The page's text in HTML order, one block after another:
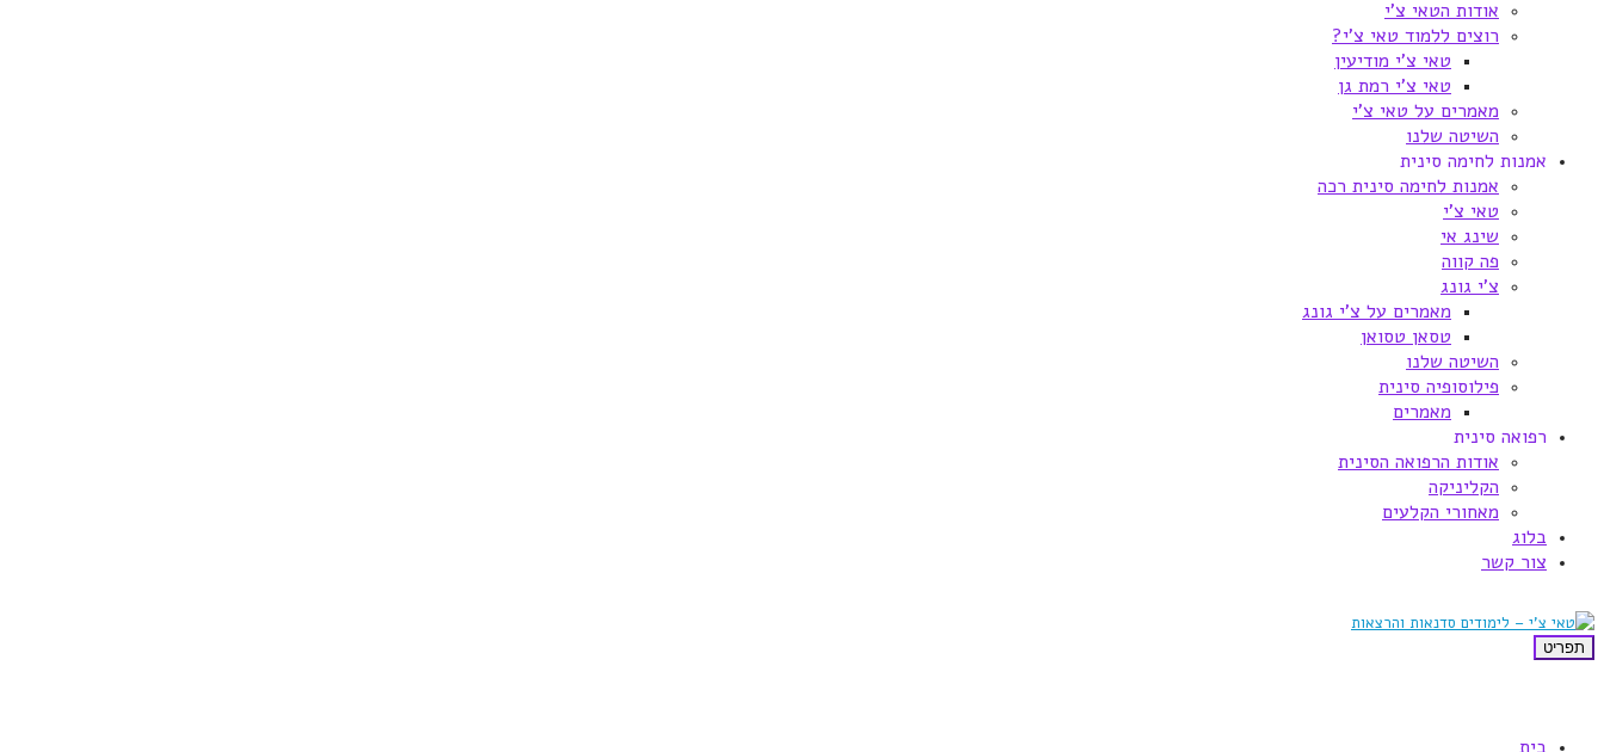
אודות הטאי צ'י
רוצים ללמוד טאי צ'י?
טאי צ'י מודיעין
טאי צ'י רמת גן
מאמרים על טאי צ'י
השיטה שלנו
אמנות לחימה סינית
אמנות לחימה סינית רכה
טאי צ'י
שינג אי
פה קווה
צ'י גונג
מאמרים על צ'י גונג
טסאן טסואן
השיטה שלנו
פילוסופיה סינית
מאמרים
רפואה סינית
אודות הרפואה הסינית
הקליניקה
מאחורי הקלעים
בלוג
צור קשר
תפריט